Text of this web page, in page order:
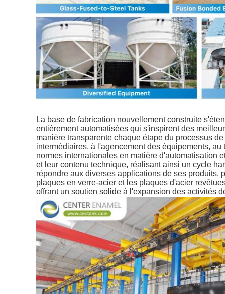
La base de fabrication nouvellement construite
entièrement automatisées qui s'inspirent des
manière transparente chaque étape du processus
intermédiaires, à l'agencement des équipements,
normes internationales en matière d'automatisation
et leur contenu technique, réalisant ainsi un cycle
répondre aux diverses applications de ses produits,
plaques en verre-acier et les plaques d'acier
offrant un soutien solide à l'expansion des activités